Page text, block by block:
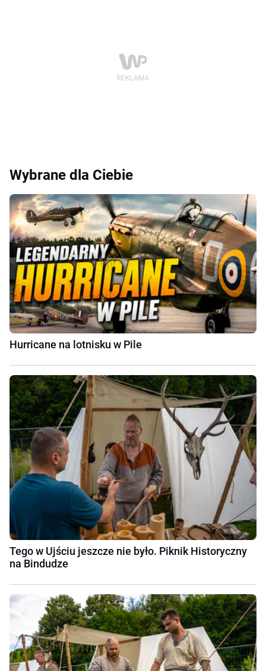
Wybrane dla Ciebie
Hurricane na lotnisku w Pile
Tego w Ujściu jeszcze nie było. Piknik Historyczny
na Bindudze